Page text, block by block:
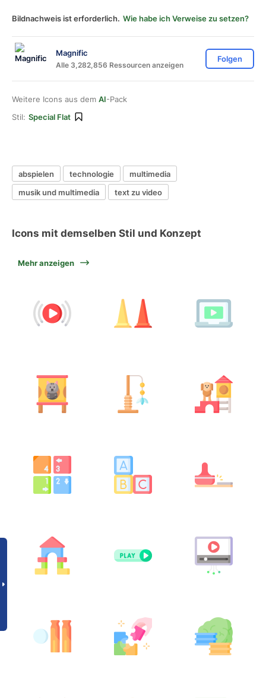
Bildnachweis ist erforderlich. Wie habe ich Verweise zu setzen?
Magnific
Alle 3,282,856 Ressourcen anzeigen
Folgen
Weitere Icons aus dem AI-Pack
Stil: Special Flat
abspielen technologie
multimedia
musik und multimedia
text zu video
Icons mit demselben Stil und Konzept
Mehr anzeigen